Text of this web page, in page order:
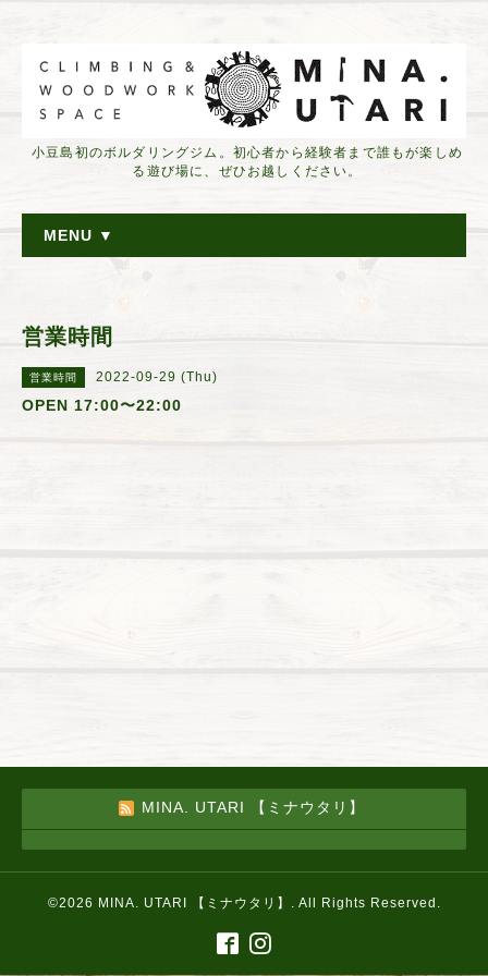
小豆島初のボルダリングジム。初心者から経験者まで誰もが楽しめ
る遊び場に、ぜひお越しください。
MENU ▼
営業時間
営業時間 2022-09-29 (Thu)
OPEN 17:00〜22:00
MINA. UTARI 【ミナウタリ】
©2026 MINA. UTARI 【ミナウタリ】 . All Rights Reserved.